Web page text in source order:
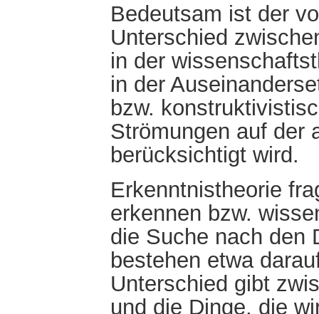
Bedeutsam ist der
Unterschied
in der
in der
bzw.
Strömungen auf der
berücksichtigt wird.
Erkenntnistheorie
erkennen bzw.
die Suche nach den
bestehen etwa
Unterschied gibt
und die Dinge, die